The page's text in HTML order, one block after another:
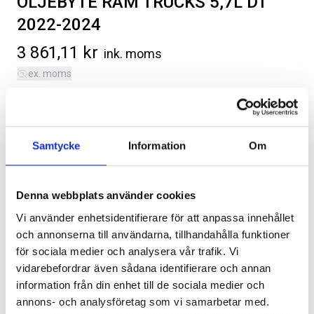
Samtycke Information Om
Denna webbplats använder cookies
Vi använder enhetsidentifierare för att anpassa innehållet
och annonserna till användarna, tillhandahålla funktioner
för sociala medier och analysera vår trafik. Vi
vidarebefordrar även sådana identifierare och annan
information från din enhet till de sociala medier och
annons- och analysföretag som vi samarbetar med.
Artikelnr:RA0109
808kr
Välj alternativ
Artikelnr:
1 960kr
2022-2024
3 861,11 kr ink. moms
ex. moms
Oljebyte omfattar: olje- samt oljefilterbyte. Avser 5.7L
Kategorier:Diverse
Ram Trucks 1500 | DT | 2019-2026
Lägg i varukorg
Leverans enligt bokning på en av våra anläggningar.
Original artikelnr:P6609025,
4892339AB,